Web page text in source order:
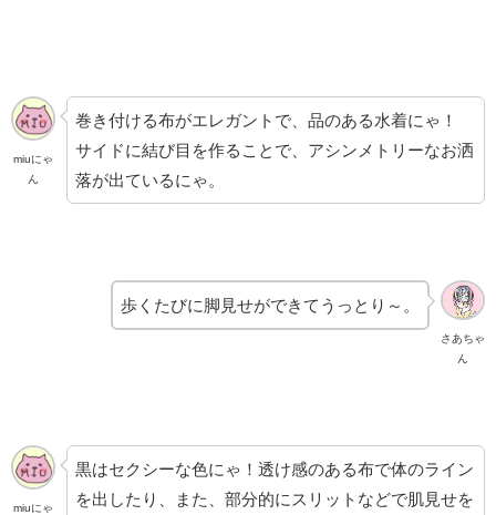
miuにゃ
ん
巻き付ける布がエレガントで、品のある水着にゃ！
サイドに結び目を作ることで、アシンメトリーなお洒
落が出ているにゃ。
さあちゃ
ん
歩くたびに脚見せができてうっとり～。
miuにゃ
黒はセクシーな色にゃ！透け感のある布で体のライン
を出したり、また、部分的にスリットなどで肌見せを